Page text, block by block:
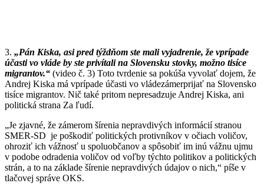
3. „Pán Kiska, asi pred týždňom ste mali vyjadrenie, že vprípade
účasti vo vláde by ste privítali na Slovensku stovky, možno tisíce
migrantov.“ (video č. 3) Toto tvrdenie sa pokúša vyvolať dojem, že
Andrej Kiska má vprípade účasti vo vládezámerprijať na Slovensko
tisíce migrantov. Nič také pritom nepresadzuje Andrej Kiska, ani
politická strana Za ľudí.
„Je zjavné, že zámerom šírenia nepravdivých informácií stranou
SMER-SD je poškodiť politických protivníkov v očiach voličov,
ohroziť ich vážnosť u spoluobčanov a spôsobiť im inú vážnu ujmu
v podobe odradenia voličov od voľby týchto politikov a politických
strán, a to na základe šírenie nepravdivých údajov o nich,“ píše v
tlačovej správe OKS.